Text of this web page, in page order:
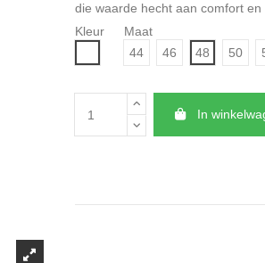
die waarde hecht aan comfort en
Kleur
Maat
44
46 48 50
In